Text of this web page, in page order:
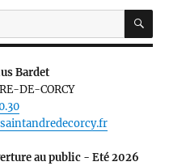
Bardet
DE-CORCY
au public - Eté 2026